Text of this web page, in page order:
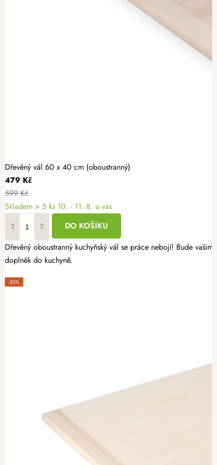
Dřevěný vál 60 x 40 cm (oboustranný)
479 Kč
599 Kč
Skladem > 5 ks 10. - 11. 8. u vás
DO KOŠÍKU
Dřevěný oboustranný kuchyňský vál se práce nebojí! Bude
doplněk do kuchyně.
-20%